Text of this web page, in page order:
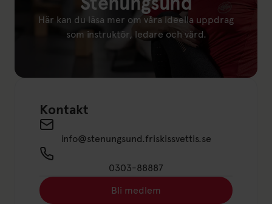
Här kan du läsa mer om våra ideella uppdrag
som instruktör, ledare och värd.
Kontakt
Send an email to
info@stenungsund.friskissvettis.se
0303-88887
Länk till: Bli medlem
Bli medlem